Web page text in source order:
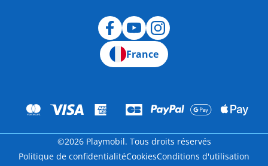
France
©2026 Playmobil. Tous droits réservés
Politique de confidentialitéCookiesConditions d'utilisation